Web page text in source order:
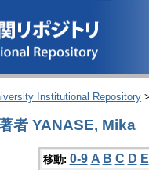
Institutional Repository
者 YANASE, Mika
移動: 0-9 A B C D E